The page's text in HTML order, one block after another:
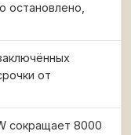
остановлено,
от
сокращает 8000